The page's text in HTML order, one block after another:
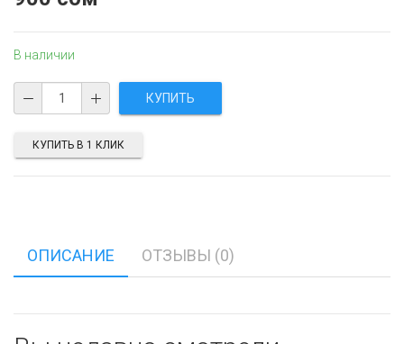
В наличии
КУПИТЬ В 1 КЛИК
ОПИСАНИЕ ОТЗЫВЫ (0)